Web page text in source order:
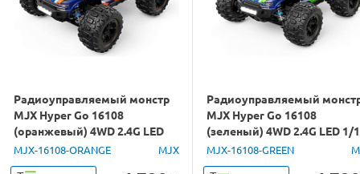
Радиоуправляемый монстр
MJX Hyper Go 16108
(оранжевый) 4WD 2.4G LED
1/16 RTR
MJX-16108-ORANGE MJX
Радиоуправляемый
MJX Hyper Go 16108
(зеленый) 4WD 2.4G LED 1/
RTR
MJX-16108-GREEN